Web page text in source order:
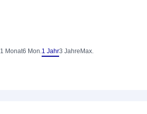
1 Monat6 Mon.1 Jahr3 Jahre Max.